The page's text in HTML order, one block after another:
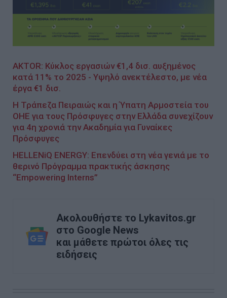
AKTOR: Κύκλος εργασιών €1,4 δισ. αυξημένος
κατά 11% το 2025 - Υψηλό ανεκτέλεστο, με νέα
έργα €1 δισ.
Η Τράπεζα Πειραιώς και η Ύπατη Αρμοστεία του
ΟΗΕ για τους Πρόσφυγες στην Ελλάδα συνεχίζουν
για 4η χρονιά την Ακαδημία για Γυναίκες
Πρόσφυγες
HELLENiQ ENERGY: Επενδύει στη νέα γενιά με το
θερινό Πρόγραμμα πρακτικής άσκησης
“Empowering Interns”
Ακολουθήστε το Lykavitos.gr
στο Google News
και μάθετε πρώτοι όλες τις
ειδήσεις